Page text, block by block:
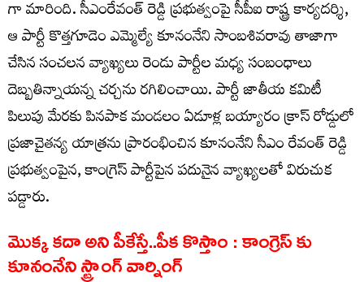
గా మారింది. సీఎంరేవంత్ రెడ్డి ప్ర‌భుత్వంపై సీపీఐ రాష్ట్ర కార్యదర్శి,
ఆ పార్టీ కొత్తగూడెం ఎమ్మెల్యే కూనంనేని సాంబశివరావు తాజాగా
చేసిన సంచ‌లన వ్యాఖ్యలు రెండు పార్టీల మధ్య సంబంధాలు
దెబ్బతిన్నాయన్న చర్చను రగిలించాయి. పార్టీ జాతీయ కమిటీ
పిలుపు మేరకు పినపాక మండలం ఏడూళ్ల బయ్యారం క్రాస్ రోడ్డులో
ప్రజాచైతన్య యాత్రను ప్రారంభించిన కూనంనేని సీఎం రేవంత్ రెడ్డి
ప్రభుత్వంపైన, కాంగ్రెస్ పార్టీపైన పదునైన వ్యాఖ్యలతో విరుచుక
పడ్డారు.
మొక్క కదా అని పీకేస్తే..పీక కొస్తాం : కాంగ్రెస్ కు
కూనంనేని స్ట్రాంగ్ వార్నింగ్